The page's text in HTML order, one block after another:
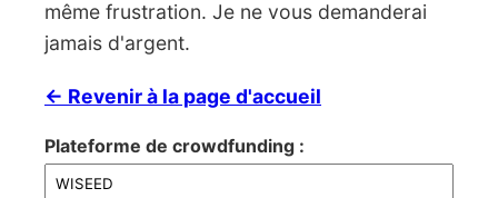
même frustration. Je ne vous demanderai
jamais d'argent.
← Revenir à la page d'accueil
Plateforme de crowdfunding :